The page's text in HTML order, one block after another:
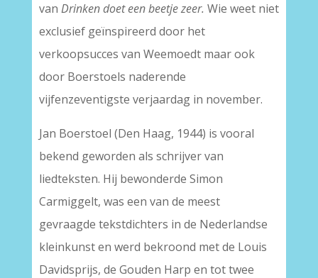
van Drinken doet een beetje zeer. Wie weet niet
exclusief geïnspireerd door het
verkoopsucces van Weemoedt maar ook
door Boerstoels naderende
vijfenzeventigste verjaardag in november.
Jan Boerstoel (Den Haag, 1944) is vooral
bekend geworden als schrijver van
liedteksten. Hij bewonderde Simon
Carmiggelt, was een van de meest
gevraagde tekstdichters in de Nederlandse
kleinkunst en werd bekroond met de Louis
Davidsprijs, de Gouden Harp en tot twee